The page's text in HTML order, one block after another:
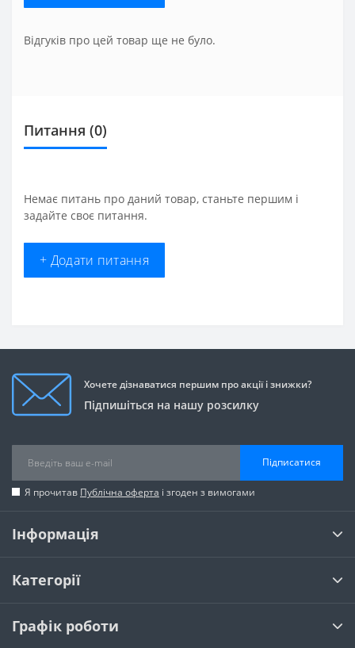
Відгуків про цей товар ще не було.
Питання (0)
Немає питань про даний товар, станьте першим і
задайте своє питання.
+ Додати питання
Хочете дізнаватися першим про акції і знижки?
Підпишіться на нашу розсилку
Підписатися
Я прочитав Публічна оферта і згоден з вимогами
Інформація
Категорії
Графік роботи